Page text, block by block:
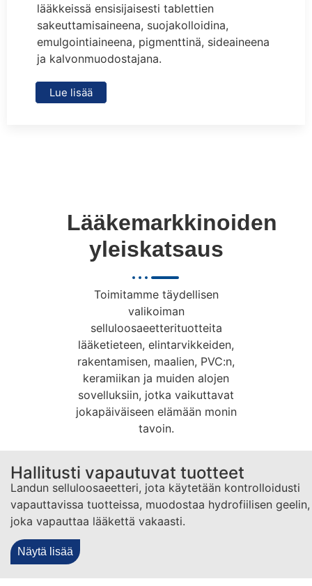
lääkkeissä ensisijaisesti tablettien
sakeuttamisaineena, suojakolloidina,
emulgointiaineena, pigmenttinä, sideaineena
ja kalvonmuodostajana.
Lue lisää
Lääkemarkkinoiden
yleiskatsaus
Toimitamme täydellisen
valikoiman
selluloosaeetterituotteita
lääketieteen, elintarvikkeiden,
rakentamisen, maalien, PVC:n,
keramiikan ja muiden alojen
sovelluksiin, jotka vaikuttavat
jokapäiväiseen elämään monin
tavoin.
Hallitusti vapautuvat tuotteet
Landun selluloosaeetteri, jota käytetään kontrolloidusti
vapauttavissa tuotteissa, muodostaa hydrofiilisen geelin,
joka vapauttaa lääkettä vakaasti.
Näytä lisää